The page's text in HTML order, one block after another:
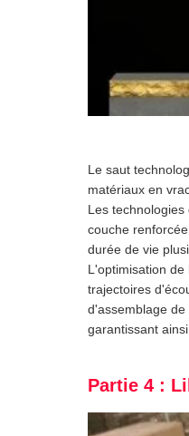
Le saut
matériaux en
Les
couche
durée de vie
L'optimisation
trajectoires
d'assemblage
garantissant
Partie 4 :